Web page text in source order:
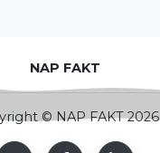
NAP FAKT
© NAP FAKT 2026